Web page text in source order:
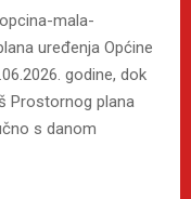
mala-
uređenja Općine
godine, dok
Prostornog plana
s danom